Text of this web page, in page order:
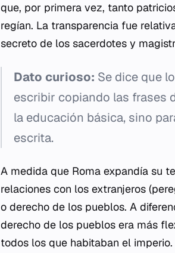
que, por primera vez, tanto
regían. La transparencia fue
secreto de los sacerdotes y
Dato curioso: Se dice que
escribir copiando las frases
la educación básica, sino
escrita.
A medida que Roma expandía su
relaciones con los extranjeros (
o derecho de los pueblos. A
derecho de los pueblos era más
todos los que habitaban el